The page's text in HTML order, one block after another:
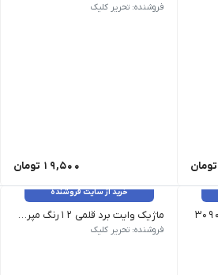
تومان
فروشنده: تحریر کلیک
19,500 تومان
خرید از سایت فروشنده
ماژیک وایت برد قلمی 12رنگ مپرومکس 315
فروشنده: تحریر کلیک